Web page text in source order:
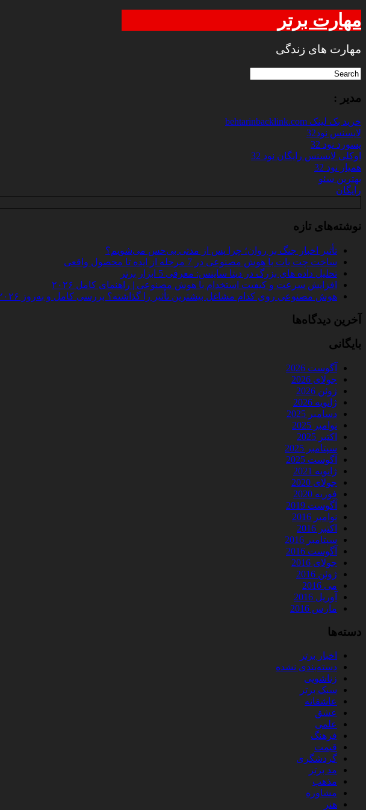
مهارت برتر
مهارت های زندگی
مدیر :
خرید بک لینک behtarinbacklink.com
لایسنس نود32
پسورد نود 32
اوکلی لایسنس رایگان نود 32
همیار نود 32
بهترین سئو
رایگان
نوشته‌های تازه
تأثیر اخبار جنگ بر روان؛ چرا پس از مدتی بی‌حس می‌شویم؟
ساخت چت‌ بات با هوش مصنوعی در 7 مرحله از ایده تا محصول واقعی
تحلیل داده‌ های بزرگ در دیتا ساینس: معرفی 5 ابزار برتر
افزایش سرعت و کیفیت استخدام با هوش مصنوعی | راهنمای کامل ۲۰۲۶
هوش مصنوعی روی کدام مشاغل بیشترین تأثیر را گذاشته؟ بررسی کامل و به‌روز ۲۰۲۶
آخرین دیدگاه‌ها
بایگانی
آگوست 2026
جولای 2026
ژوئن 2026
ژانویه 2026
دسامبر 2025
نوامبر 2025
اکتبر 2025
سپتامبر 2025
آگوست 2025
ژانویه 2021
جولای 2020
فوریه 2020
آگوست 2019
نوامبر 2016
اکتبر 2016
سپتامبر 2016
آگوست 2016
جولای 2016
ژوئن 2016
می 2016
آوریل 2016
مارس 2016
دسته‌ها
اخبار برتر
دسته‌بندی نشده
زناشویی
سبک برتر
عاشقانه
عشق
علمی
فرهنگ
قیمت
گردشگری
مد برتر
مذهب
مشاوره
هنر